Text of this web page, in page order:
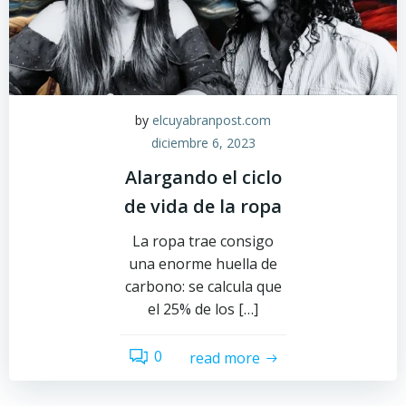
by elcuyabranpost.com
diciembre 6, 2023
Alargando el ciclo
de vida de la ropa
La ropa trae consigo
una enorme huella de
carbono: se calcula que
el 25% de los […]
0 read more